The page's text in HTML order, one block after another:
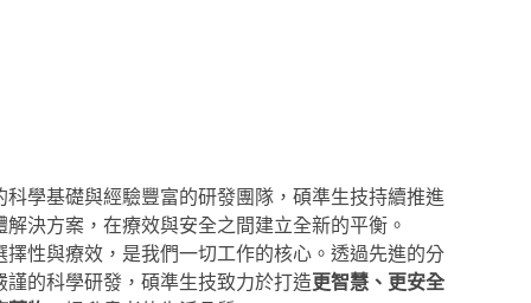
科學基礎與經驗豐富的研發團隊，碩準生技持續推進
解決方案，在療效與安全之間建立全新的平衡。
擇性與療效，是我們一切工作的核心。透過先進的分
謹的科學研發，碩準生技致力於打造更智慧、更安全